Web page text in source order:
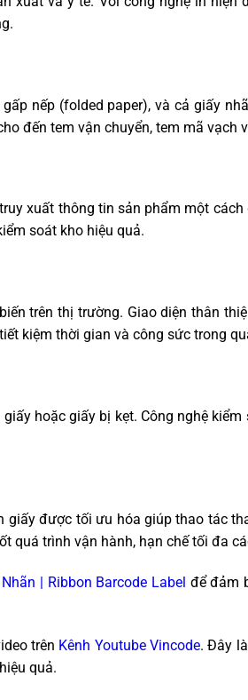
nếp (folded paper), và cả giấy
đến tem vận chuyển, tem mã vạch
xuất thông tin sản phẩm một cách
soát kho hiệu quả.
trên thị trường. Giao diện thân
kiệm thời gian và công sức trong
hoặc giấy bị kẹt. Công nghệ
được tối ưu hóa giúp thao tác
quá trình vận hành, hạn chế tối đa
| Ribbon Barcode Label để đảm
trên Kênh Youtube Vincode. Đây
quả.